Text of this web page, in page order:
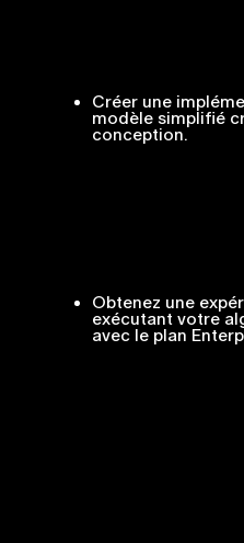
Créer une
modèle simplifié
conception.
Obtenez une
exécutant votre
avec le plan